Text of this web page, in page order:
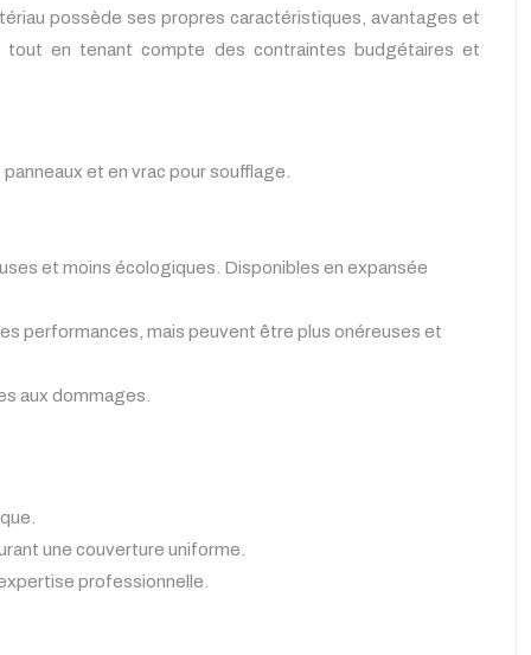
possède ses propres caractéristiques, avantages et
tout en tenant compte des contraintes budgétaires et
et en vrac pour soufflage.
et moins écologiques. Disponibles en expansée
performances, mais peuvent être plus onéreuses et
aux dommages.
une couverture uniforme.
professionnelle.